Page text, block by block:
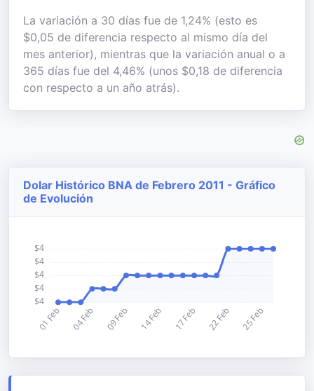
La variación a 30 días fue de 1,24% (esto es
$0,05 de diferencia respecto al mismo día del
mes anterior), mientras que la variación anual o a
365 días fue del 4,46% (unos $0,18 de diferencia
con respecto a un año atrás).
Dolar Histórico BNA de Febrero 2011 - Gráfico
de Evolución